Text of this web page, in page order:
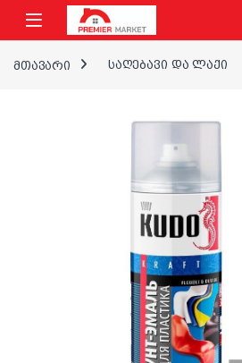
ნავიგაციაზე გადასვლა
შინაარსზე გადასვლა
მთავარი საღებავი და ლაქი